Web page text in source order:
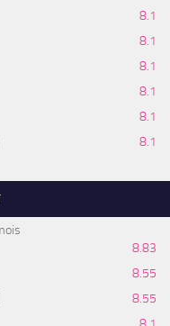
8.1
8.1
8.1
8.1
8.1
8.1
8.83
8.55
8.55